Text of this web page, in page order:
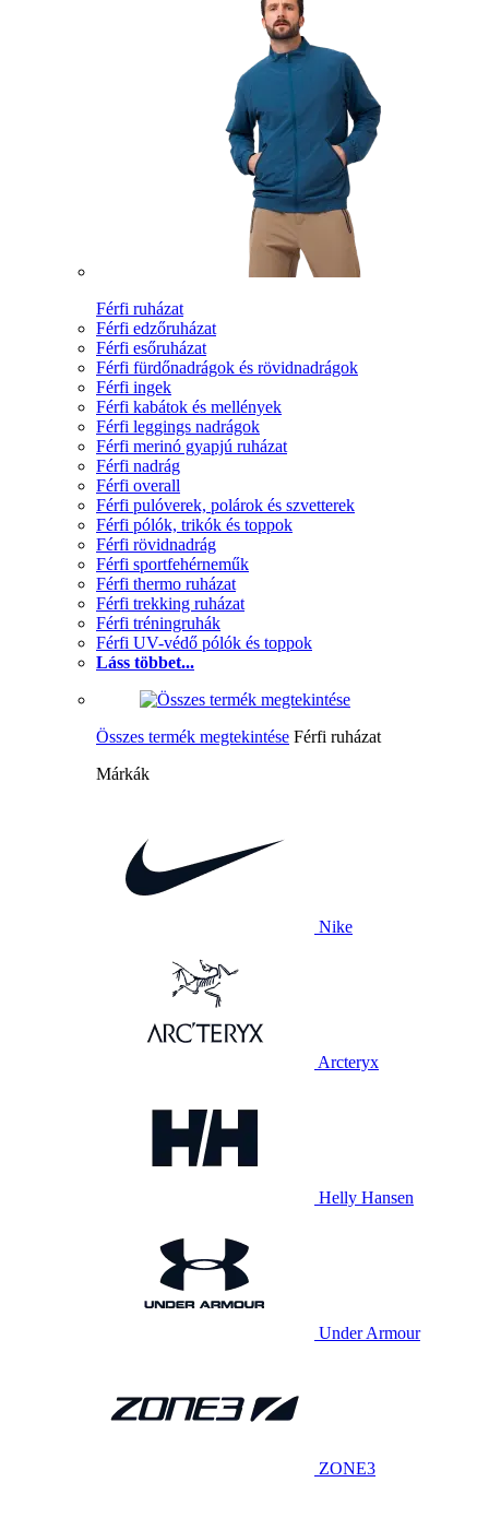
Férfi ruházat
Férfi edzőruházat
Férfi esőruházat
Férfi fürdőnadrágok és rövidnadrágok
Férfi ingek
Férfi kabátok és mellények
Férfi leggings nadrágok
Férfi merinó gyapjú ruházat
Férfi nadrág
Férfi overall
Férfi pulóverek, polárok és szvetterek
Férfi pólók, trikók és toppok
Férfi rövidnadrág
Férfi sportfehérneműk
Férfi thermo ruházat
Férfi trekking ruházat
Férfi tréningruhák
Férfi UV-védő pólók és toppok
Láss többet...
Összes termék megtekintése Férfi ruházat
Márkák
Nike
Arcteryx
Helly Hansen
Under Armour
ZONE3